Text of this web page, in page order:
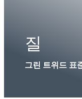
질
그린 트위드 표